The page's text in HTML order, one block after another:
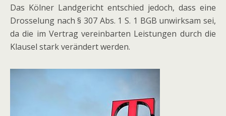
Das Kölner Landgericht entschied jedoch, dass eine
Drosselung nach § 307 Abs. 1 S. 1 BGB unwirksam sei,
da die im Vertrag vereinbarten Leistungen durch die
Klausel stark verändert werden.